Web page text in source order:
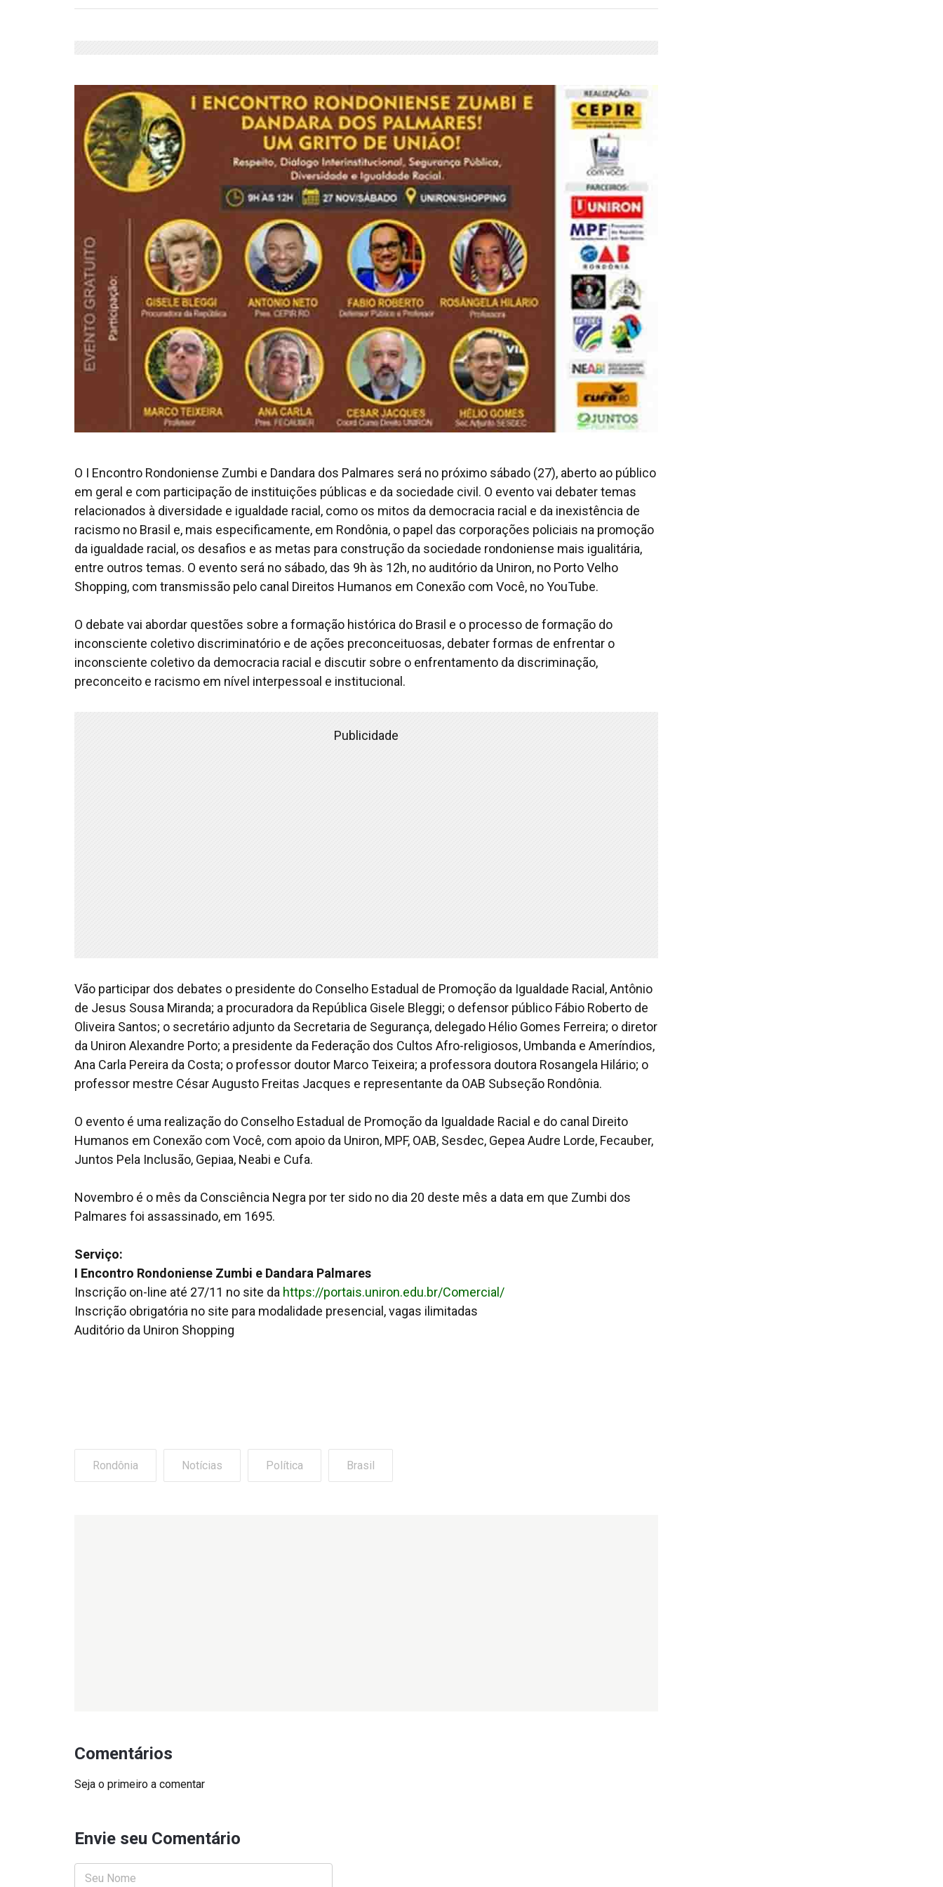
O I Encontro Rondoniense Zumbi e Dandara dos Palmares será no próximo sábado (27), aberto ao público
em geral e com participação de instituições públicas e da sociedade civil. O evento vai debater temas
relacionados à diversidade e igualdade racial, como os mitos da democracia racial e da inexistência de
racismo no Brasil e, mais especificamente, em Rondônia, o papel das corporações policiais na promoção
da igualdade racial, os desafios e as metas para construção da sociedade rondoniense mais igualitária,
entre outros temas. O evento será no sábado, das 9h às 12h, no auditório da Uniron, no Porto Velho
Shopping, com transmissão pelo canal Direitos Humanos em Conexão com Você, no YouTube.
O debate vai abordar questões sobre a formação histórica do Brasil e o processo de formação do
inconsciente coletivo discriminatório e de ações preconceituosas, debater formas de enfrentar o
inconsciente coletivo da democracia racial e discutir sobre o enfrentamento da discriminação,
preconceito e racismo em nível interpessoal e institucional.
Publicidade
Vão participar dos debates o presidente do Conselho Estadual de Promoção da Igualdade Racial, Antônio
de Jesus Sousa Miranda; a procuradora da República Gisele Bleggi; o defensor público Fábio Roberto de
Oliveira Santos; o secretário adjunto da Secretaria de Segurança, delegado Hélio Gomes Ferreira; o diretor
da Uniron Alexandre Porto; a presidente da Federação dos Cultos Afro-religiosos, Umbanda e Ameríndios,
Ana Carla Pereira da Costa; o professor doutor Marco Teixeira; a professora doutora Rosangela Hilário; o
professor mestre César Augusto Freitas Jacques e representante da OAB Subseção Rondônia.
O evento é uma realização do Conselho Estadual de Promoção da Igualdade Racial e do canal Direito
Humanos em Conexão com Você, com apoio da Uniron, MPF, OAB, Sesdec, Gepea Audre Lorde, Fecauber,
Juntos Pela Inclusão, Gepiaa, Neabi e Cufa.
Novembro é o mês da Consciência Negra por ter sido no dia 20 deste mês a data em que Zumbi dos
Palmares foi assassinado, em 1695.
Serviço:
I Encontro Rondoniense Zumbi e Dandara Palmares
Inscrição on-line até 27/11 no site da https://portais.uniron.edu.br/Comercial/
Inscrição obrigatória no site para modalidade presencial, vagas ilimitadas
Auditório da Uniron Shopping
Rondônia Notícias Política Brasil
Comentários
Seja o primeiro a comentar
Envie seu Comentário